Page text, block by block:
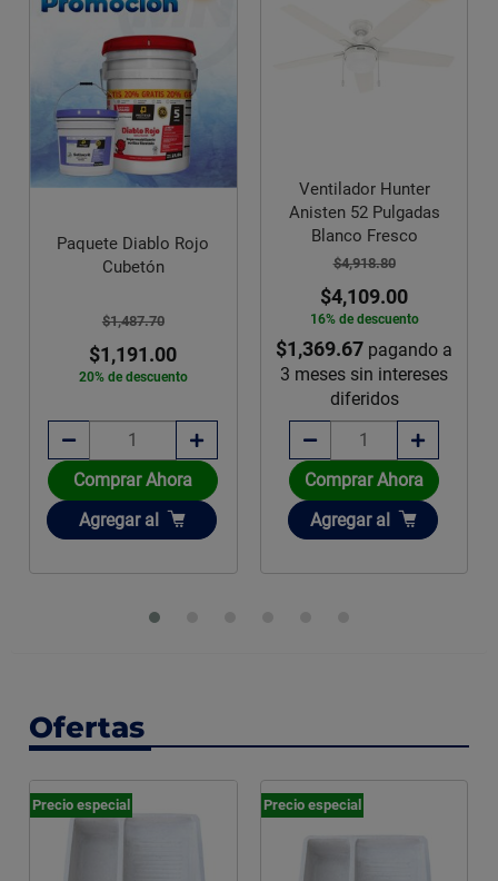
Paquete Diablo Rojo
Cubetón
$1,487.70
$1,191.00
20% de descuento
Comprar Ahora
Añadir
Agregar al
Ventilador Hunter
Anisten 52 Pulgadas
Blanco Fresco
$4,918.80
$4,109.00
16% de descuento
$1,369.67 pagando a
3 meses sin intereses
diferidos
Comprar Ahora
Añadir
Agregar al
Ofertas
Precio especial Precio especial